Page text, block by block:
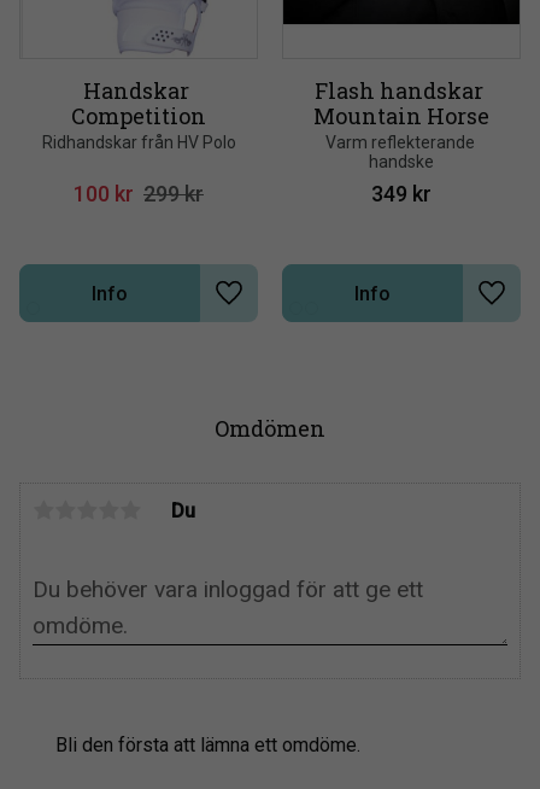
Omdömen
Du
Bli den första att lämna ett omdöme.
Handskar
Competition
Ridhandskar från HV Polo
100 kr 299kr
Lägg till i önskelista
Info
Flash handskar
Mountain Horse
Varm reflekterande
handske
349 kr
Lägg
Info